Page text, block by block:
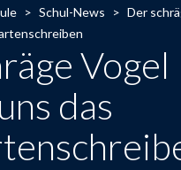
> Schul-News > Der
Vogel
das